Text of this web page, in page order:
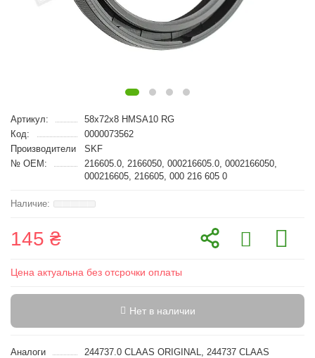
Артикул:
58x72x8 HMSA10 RG
Код:
0000073562
Производители
SKF
№ OEM:
216605.0, 2166050, 000216605.0, 0002166050,
000216605, 216605, 000 216 605 0
145 ₴
Цена актуальна без отсрочки оплаты
Нет в наличии
Аналоги
244737.0 CLAAS ORIGINAL, 244737 CLAAS